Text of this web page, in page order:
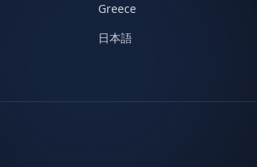
Greece
日本語